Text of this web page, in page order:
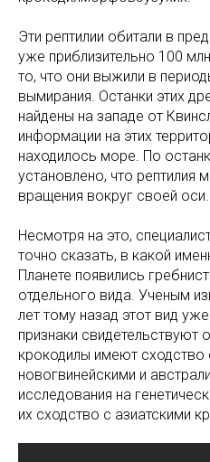
Эти рептилии обитали в
уже приблизительно 100
то, что они выжили в
вымирания. Останки этих
найдены на западе от
информации на этих
находилось море. По
установлено, что
вращения вокруг своей оси.
Несмотря на это,
точно сказать, в какой
Планете появились
отдельного вида. Ученым
лет тому назад этот вид
признаки свидетельствуют
крокодилы имеют сходство
новогвинейскими и
исследования на
их сходство с азиатскими